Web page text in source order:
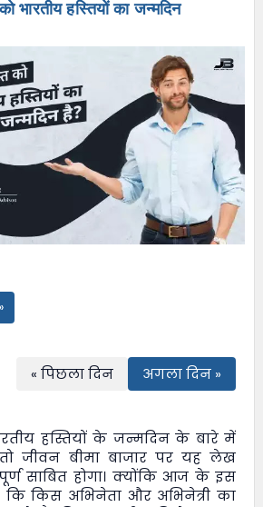
भारतीय हस्तियों का जन्मदिन
« पिछला दिन अगला दिन »
हस्तियों के जन्मदिन के बारे में
जीवन बीमा बाजारपर यह लेख
साबित होगा। क्योंकि आज के इस
किस अभिनेता और अभिनेत्री का